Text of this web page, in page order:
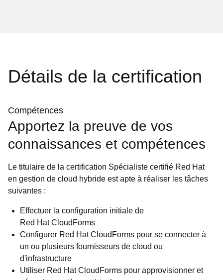
Détails de la certification
Compétences
Apportez la preuve de vos
connaissances et compétences
Le titulaire de la certification Spécialiste certifié Red Hat
en gestion de cloud hybride est apte à réaliser les tâches
suivantes :
Effectuer la configuration initiale de
Red Hat CloudForms
Configurer Red Hat CloudForms pour se connecter à
un ou plusieurs fournisseurs de cloud ou
d'infrastructure
Utiliser Red Hat CloudForms pour approvisionner et